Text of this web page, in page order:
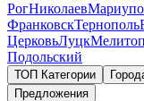
РогНиколаев
ФранковскТернополь
ЦерковьЛуцк
Подольский
ТОП Категории
Предложения